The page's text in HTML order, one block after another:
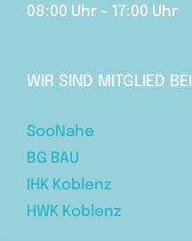
08:00 Uhr – 17:00 Uhr
WIR SIND MITGLIED BEI
SooNahe
BG BAU
IHK Koblenz
HWK Koblenz